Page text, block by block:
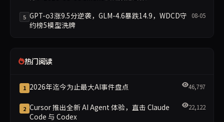
5 GPT-o3涨9.5分逆袭，GLM-4.6暴跌14.9，WDCD守
约榜5模型洗牌
08-05
热门阅读
1 2026年迄今为止最大AI事件盘点 46,797
2 Cursor 推出全新 AI Agent 体验，直击 Claude
Code 与 Codex
22,122